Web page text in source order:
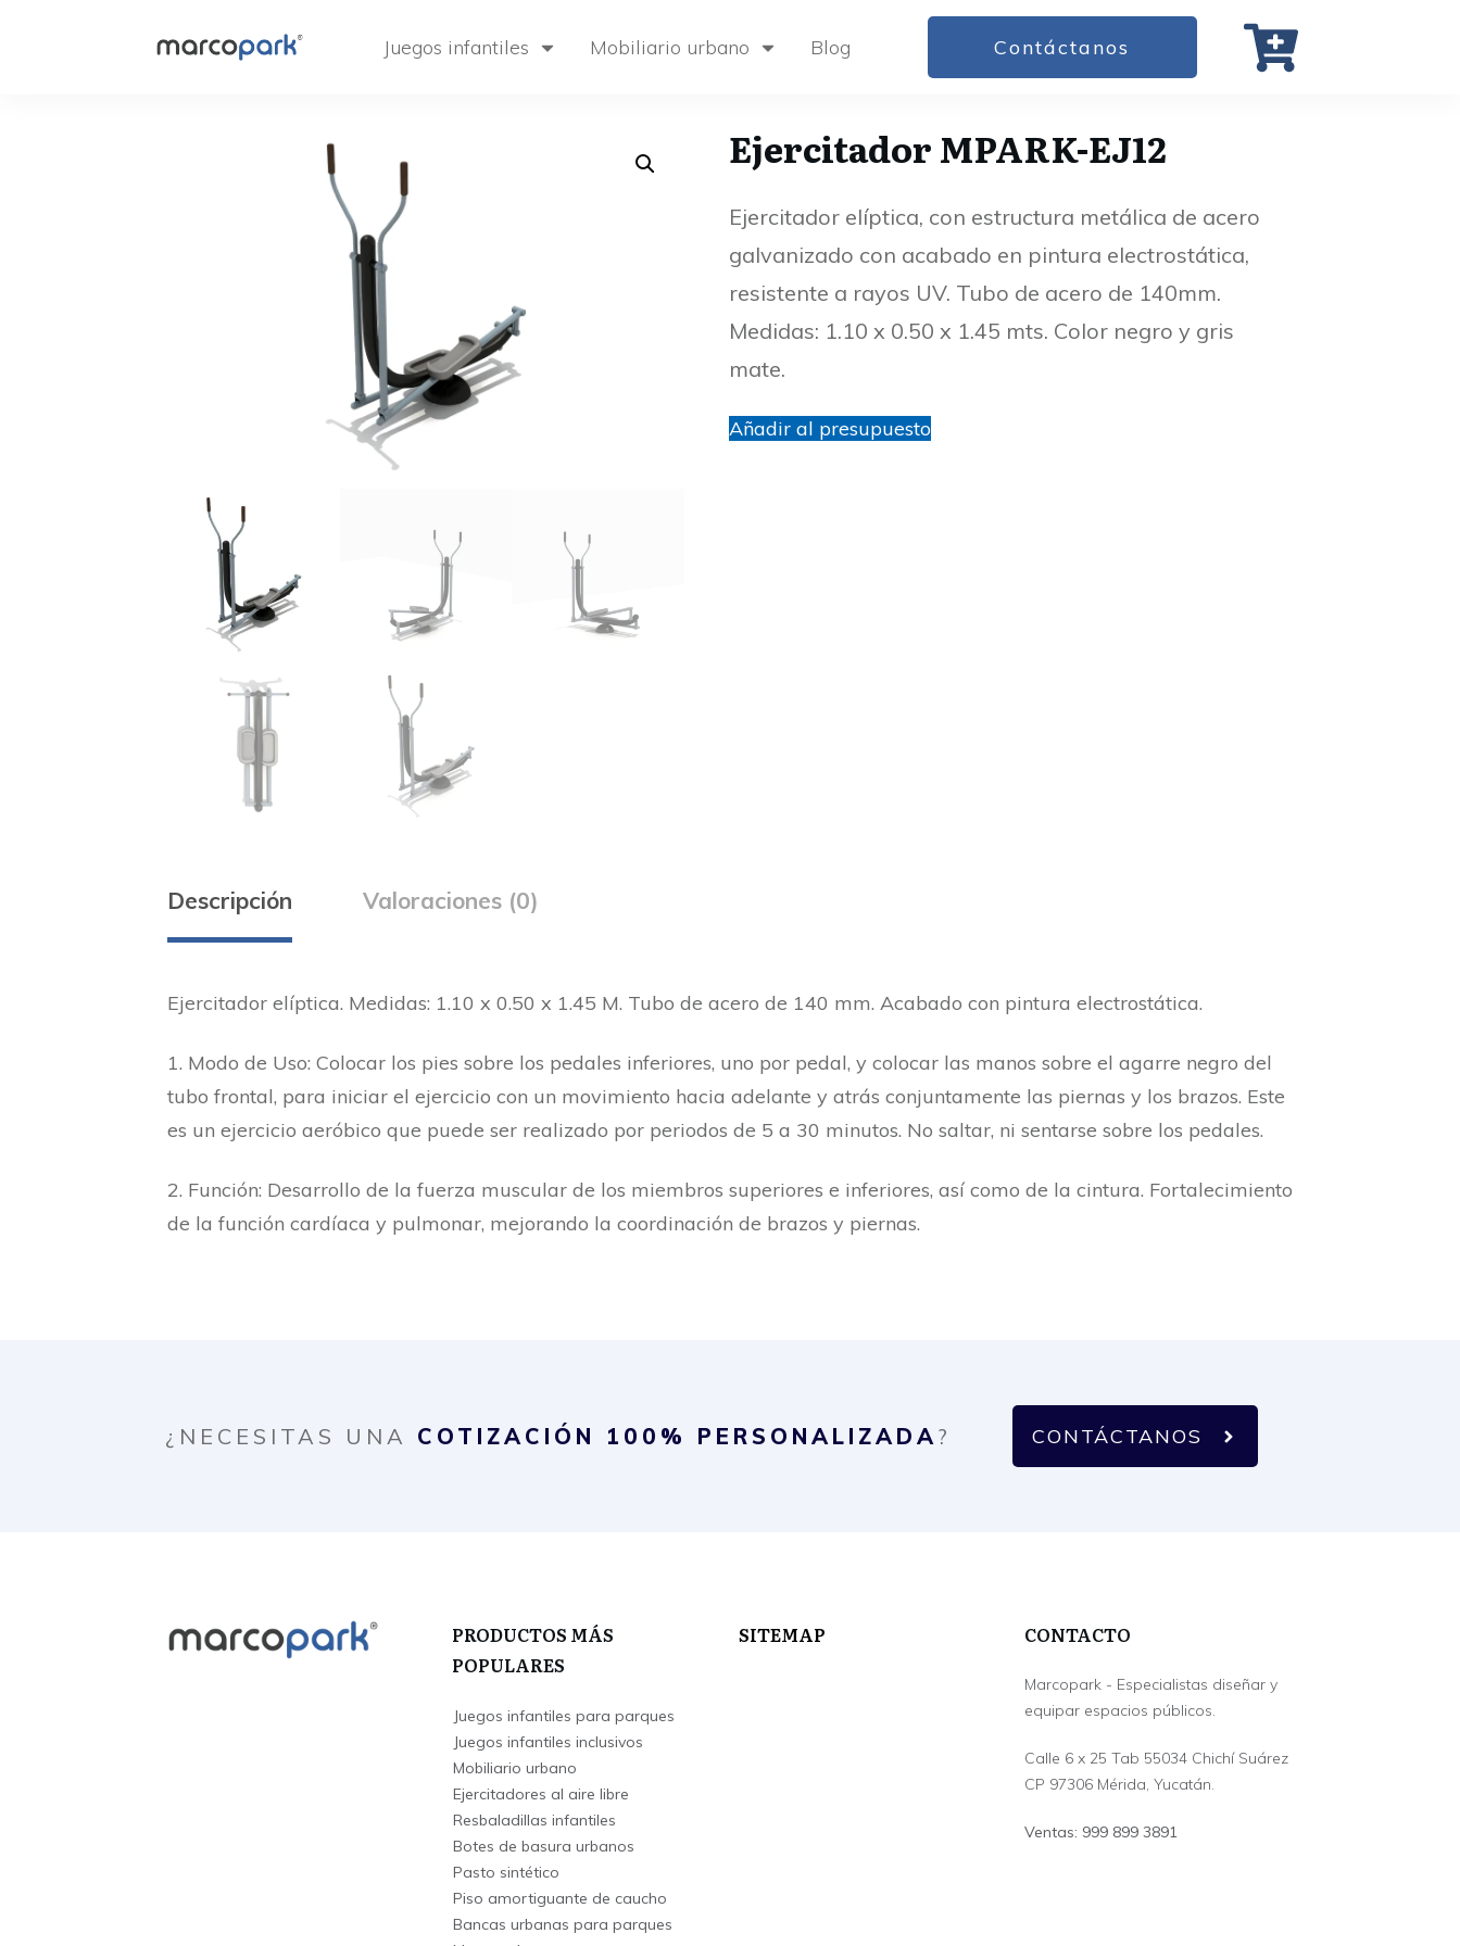
Juegos infantiles Mobiliario urbano Blog Contáctanos
Ejercitador MPARK-EJ12
Ejercitador elíptica, con estructura metálica de acero
galvanizado con acabado en pintura electrostática,
resistente a rayos UV. Tubo de acero de 140mm.
Medidas: 1.10 x 0.50 x 1.45 mts. Color negro y gris
mate.
Añadir al presupuesto
Descripción Valoraciones (0)
Ejercitador elíptica. Medidas: 1.10 x 0.50 x 1.45 M. Tubo de acero de 140 mm. Acabado con pintura electrostática.
1. Modo de Uso: Colocar los pies sobre los pedales inferiores, uno por pedal, y colocar las manos sobre el agarre negro del
tubo frontal, para iniciar el ejercicio con un movimiento hacia adelante y atrás conjuntamente las piernas y los brazos. Este
es un ejercicio aeróbico que puede ser realizado por periodos de 5 a 30 minutos. No saltar, ni sentarse sobre los pedales.
2. Función: Desarrollo de la fuerza muscular de los miembros superiores e inferiores, así como de la cintura. Fortalecimiento
de la función cardíaca y pulmonar, mejorando la coordinación de brazos y piernas.
¿NECESITAS UNA COTIZACIÓN 100% PERSONALIZADA? CONTÁCTANOS
PRODUCTOS MÁS
POPULARES
Juegos infantiles para parques
Juegos infantiles inclusivos
Mobiliario urbano
Ejercitadores al aire libre
Resbaladillas infantiles
Botes de basura urbanos
Pasto sintético
Piso amortiguante de caucho
Bancas urbanas para parques
SITEMAP CONTACTO
Marcopark - Especialistas diseñar y
equipar espacios públicos.
Calle 6 x 25 Tab 55034 Chichí Suárez
CP 97306 Mérida, Yucatán.
Ventas: 999 899 3891